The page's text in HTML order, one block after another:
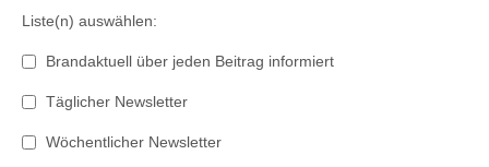
Liste(n) auswählen:
Brandaktuell über jeden Beitrag informiert
Täglicher Newsletter
Wöchentlicher Newsletter